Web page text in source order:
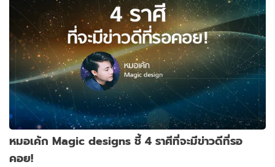
หมอเค้ก Magic designs ชี้ 4 ราศีที่จะมีข่าวดีที่รอ
คอย!